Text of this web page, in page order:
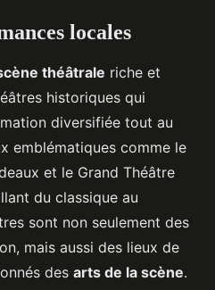
locales
théâtrale riche et
historiques qui
diversifiée tout au
emblématiques comme le
et le Grand Théâtre
du classique au
sont non seulement des
mais aussi des lieux de
des arts de la scène.